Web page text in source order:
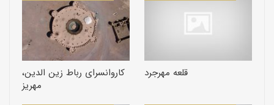
کاروانسرای رباط زین الدین،
مهریز
قلعه مهرجرد